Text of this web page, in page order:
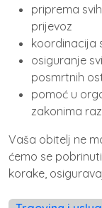
priprema
prijevoz
koordinacija
osiguranje
posmrtnih
pomoć u
zakonima
Vaša obitelj ne
ćemo se
korake,